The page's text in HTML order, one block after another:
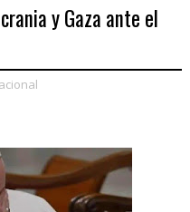
y Gaza ante el